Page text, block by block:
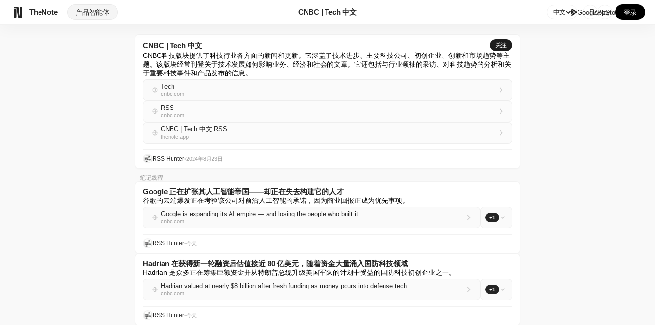
TheNote 产品智能体 CNBC | Tech 中文 中文 GooglePlay
AppStore 登录
CNBC | Tech 中文 关注
CNBC科技版块提供了科技行业各方面的新闻和更新。它涵盖了技术进步、主要科技公司、初创企业、创新和市场趋势等主
题。该版块经常刊登关于技术发展如何影响业务、经济和社会的文章。它还包括与行业领袖的采访、对科技趋势的分析和关
于重要科技事件和产品发布的信息。
Tech
cnbc.com
RSS
cnbc.com
CNBC | Tech 中文 RSS
thenote.app
RSS Hunter•2024年8月23日
笔记线程
Google 正在扩张其人工智能帝国——却正在失去构建它的人才
谷歌的云端爆发正在考验该公司对前沿人工智能的承诺，因为商业回报正成为优先事项。
Google is expanding its AI empire — and losing the people who built it
cnbc.com
+1
RSS Hunter•今天
Hadrian 在获得新一轮融资后估值接近 80 亿美元，随着资金大量涌入国防科技领域
Hadrian 是众多正在筹集巨额资金并从特朗普总统升级美国军队的计划中受益的国防科技初创企业之一。
Hadrian valued at nearly $8 billion after fresh funding as money pours into defense tech
cnbc.com
+1
RSS Hunter•今天